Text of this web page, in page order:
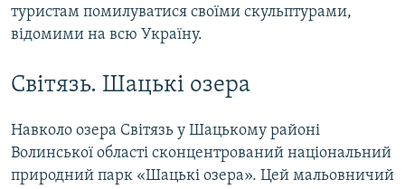
туристам помилуватися своїми скульптурами,
відомими на всю Україну.
Світязь. Шацькі озера
Навколо озера Світязь у Шацькому районі
Волинської області сконцентрований національний
природний парк «Шацькі озера». Цей мальовничий